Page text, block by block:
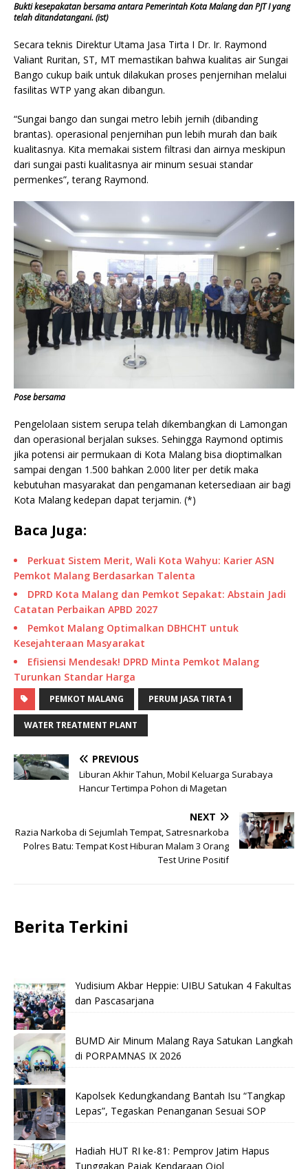
Bukti kesepakatan bersama antara Pemerintah Kota Malang dan PJT I yang
telah ditandatangani. (ist)
Secara teknis Direktur Utama Jasa Tirta I Dr. Ir. Raymond
Valiant Ruritan, ST, MT memastikan bahwa kualitas air Sungai
Bango cukup baik untuk dilakukan proses penjernihan melalui
fasilitas WTP yang akan dibangun.
“Sungai bango dan sungai metro lebih jernih (dibanding
brantas). operasional penjernihan pun lebih murah dan baik
kualitasnya. Kita memakai sistem filtrasi dan airnya meskipun
dari sungai pasti kualitasnya air minum sesuai standar
permenkes”, terang Raymond.
Pose bersama
Pengelolaan sistem serupa telah dikembangkan di Lamongan
dan operasional berjalan sukses. Sehingga Raymond optimis
jika potensi air permukaan di Kota Malang bisa dioptimalkan
sampai dengan 1.500 bahkan 2.000 liter per detik maka
kebutuhan masyarakat dan pengamanan ketersediaan air bagi
Kota Malang kedepan dapat terjamin. (*)
Baca Juga:
Perkuat Sistem Merit, Wali Kota Wahyu: Karier ASN
Pemkot Malang Berdasarkan Talenta
DPRD Kota Malang dan Pemkot Sepakat: Abstain Jadi
Catatan Perbaikan APBD 2027
Pemkot Malang Optimalkan DBHCHT untuk
Kesejahteraan Masyarakat
Efisiensi Mendesak! DPRD Minta Pemkot Malang
Turunkan Standar Harga
PEMKOT MALANG PERUM JASA TIRTA 1
WATER TREATMENT PLANT
PREVIOUS
Liburan Akhir Tahun, Mobil Keluarga Surabaya
Hancur Tertimpa Pohon di Magetan
NEXT
Razia Narkoba di Sejumlah Tempat, Satresnarkoba
Polres Batu: Tempat Kost Hiburan Malam 3 Orang
Test Urine Positif
Berita Terkini
Yudisium Akbar Heppie: UIBU Satukan 4 Fakultas
dan Pascasarjana
BUMD Air Minum Malang Raya Satukan Langkah
di PORPAMNAS IX 2026
Kapolsek Kedungkandang Bantah Isu “Tangkap
Lepas”, Tegaskan Penanganan Sesuai SOP
Hadiah HUT RI ke-81: Pemprov Jatim Hapus
Tunggakan Pajak Kendaraan Ojol